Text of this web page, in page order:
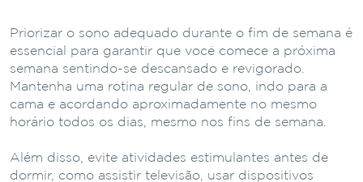
Priorizar o sono adequado durante o fim de semana é
essencial para garantir que você comece a próxima
semana sentindo-se descansado e revigorado.
Mantenha uma rotina regular de sono, indo para a
cama e acordando aproximadamente no mesmo
horário todos os dias, mesmo nos fins de semana.
Além disso, evite atividades estimulantes antes de
dormir, como assistir televisão, usar dispositivos